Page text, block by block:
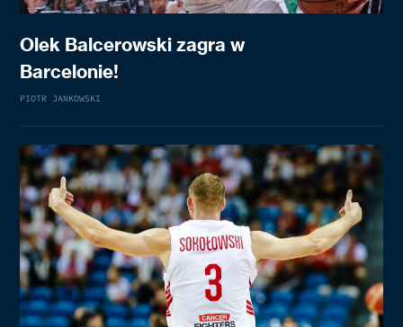
Olek Balcerowski zagra w
Barcelonie!
PIOTR JANKOWSKI